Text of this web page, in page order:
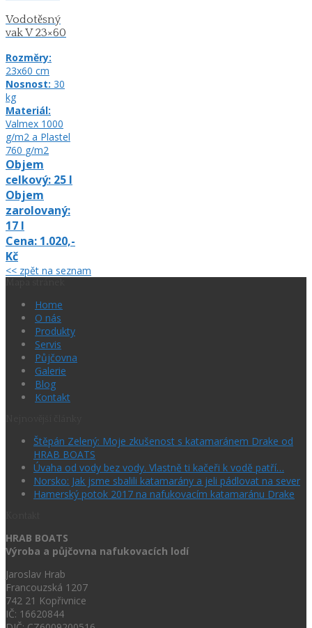
Vodotěsný
vak V 23×60
Rozměry:
23x60 cm
Nosnost: 30
kg
Materiál:
Valmex 1000
g/m2 a Plastel
760 g/m2
Objem
celkový: 25 l
Objem
zarolovaný:
17 l
Cena: 1.020,-
Kč
<< zpět na seznam
Home
O nás
Produkty
Servis
Půjčovna
Galerie
Blog
Kontakt
Štěpán Zelený: Moje zkušenost s katamaránem Drake od
HRAB BOATS
Úvaha od vody bez vody. Vlastně ti kačeři k vodě patří…
Norsko: Jak jsme sbalili katamarány a jeli pádlovat na sever
Hamerský potok 2017 na nafukovacím katamaránu Drake
HRAB BOATS
Výroba a půjčovna nafukovacích lodí
Jaroslav Hrab
Francouzská 1207
742 21 Kopřivnice
IČ: 16620844